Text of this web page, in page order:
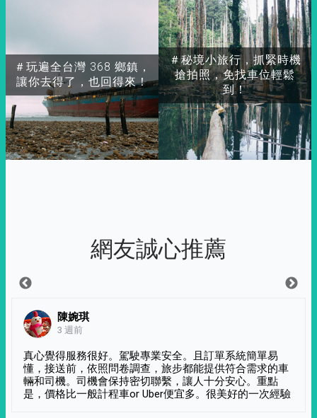
＃玩遍全台灣 368 鄉鎮，
讓你去得了，也回得來！
＃秘境小旅行，抓緊時機
搶拍照，免找車位輕鬆
到！
網友誠心推薦
陳婉琪
3 週前
真心覺得服務很好。駕駛專業安全。且訂單系統簡單易
懂，接送前，依照問卷調查，旅步都能提供符合需求的車
輛和司機。司機會保持密切聯繫，讓人十分安心。重點
是，價格比一般計程車or Uber便宜多。很美好的一次經驗